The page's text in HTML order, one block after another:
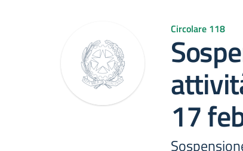
Circolare 118
17